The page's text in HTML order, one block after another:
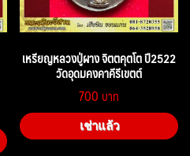
เหรียญหลวงปู่ผาง จิตตคุตโต ปี2522
วัดอุดมคงคาคีรีเขตต์
700
เช่าแล้ว